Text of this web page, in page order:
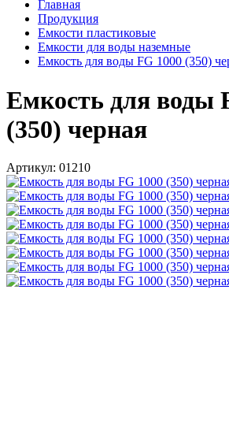
Главная
Продукция
Емкости пластиковые
Емкости для воды наземные
Емкость для воды FG 1000 (350)
Емкость для воды
(350) черная
Артикул: 01210